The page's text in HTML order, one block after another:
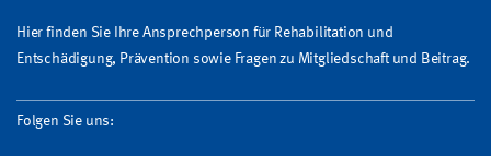
Hier finden Sie Ihre Ansprechperson für Rehabilitation und
Entschädigung, Prävention sowie Fragen zu Mitgliedschaft und Beitrag.
Folgen Sie uns: